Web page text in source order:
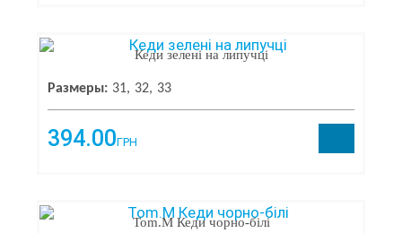
Кеди зелені на липучці
Размеры: 31 32 33
394.00ГРН
Tom.M Кеди чорно-білі